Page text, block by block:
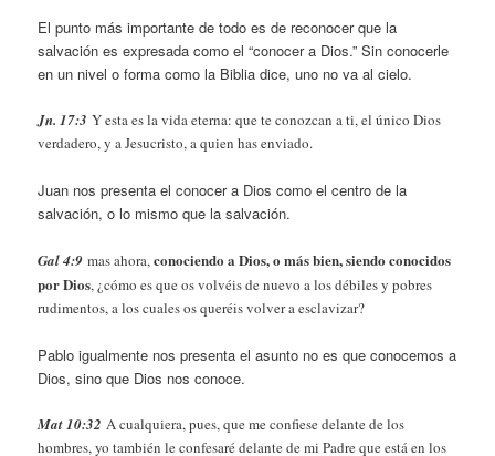
El punto más importante de todo es de reconocer que la
salvación es expresada como el “conocer a Dios.” Sin conocerle
en un nivel o forma como la Biblia dice, uno no va al cielo.
Jn. 17:3Y esta es la vida eterna: que te conozcan a ti, el único Dios
verdadero, y a Jesucristo, a quien has enviado.
Juan nos presenta el conocer a Dios como el centro de la
salvación, o lo mismo que la salvación.
Gal 4:9mas ahora,conociendo a Dios, o más bien, siendo conocidos
por Dios, ¿cómo es que os volvéis de nuevo a los débiles y pobres
rudimentos, a los cuales os queréis volver a esclavizar?
Pablo igualmente nos presenta el asunto no es que conocemos a
Dios, sino que Dios nos conoce.
Mat 10:32A cualquiera, pues, que me confiese delante de los
hombres, yo también le confesaré delante de mi Padre que está en los